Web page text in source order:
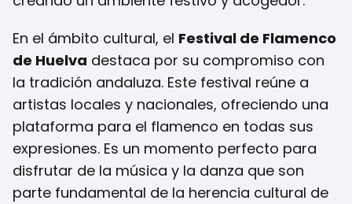
En el ámbito cultural, el Festival de Flamenco
de Huelva destaca por su compromiso con
la tradición andaluza. Este festival reúne a
artistas locales y nacionales, ofreciendo una
plataforma para el flamenco en todas sus
expresiones. Es un momento perfecto para
disfrutar de la música y la danza que son
parte fundamental de la herencia cultural de